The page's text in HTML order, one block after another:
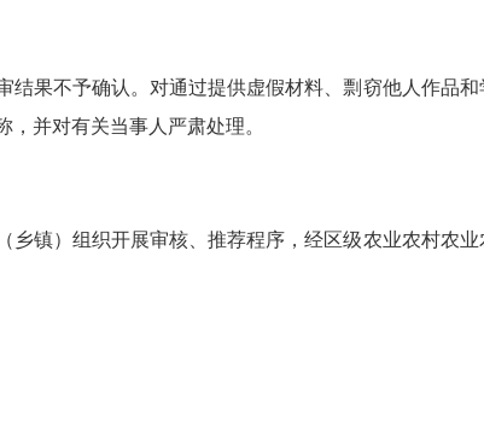
果不予确认。对通过提供虚假材料、剽窃他人作品
并对有关当事人严肃处理。
镇）组织开展审核、推荐程序，经区级农业农村农业